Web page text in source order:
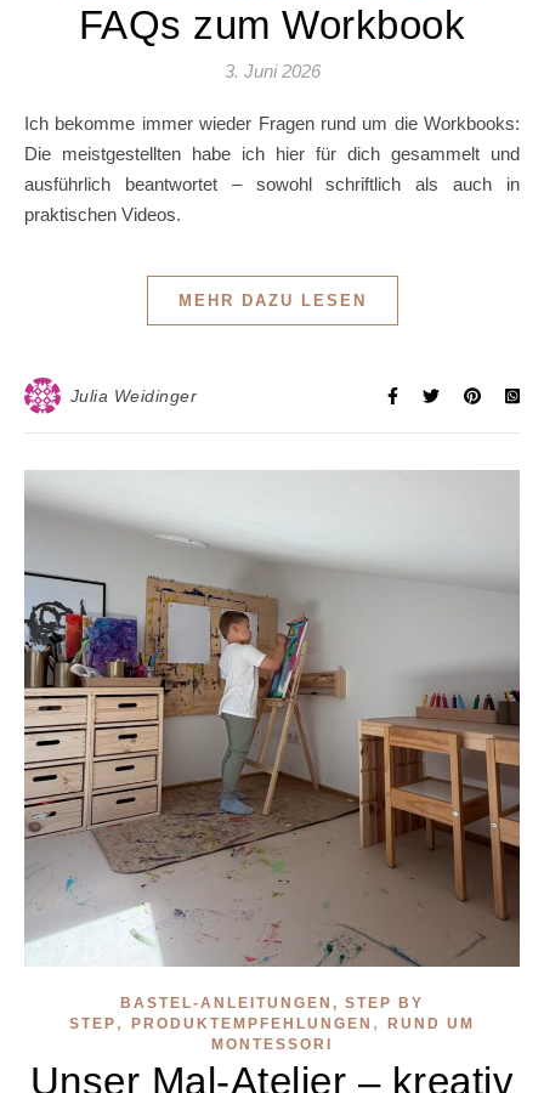
FAQs zum Workbook
3. Juni 2026
Ich bekomme immer wieder Fragen rund um die Workbooks:
Die meistgestellten habe ich hier für dich gesammelt und
ausführlich beantwortet – sowohl schriftlich als auch in
praktischen Videos.
MEHR DAZU LESEN
Julia Weidinger
BASTEL-ANLEITUNGEN, STEP BY
STEP , PRODUKTEMPFEHLUNGEN ,
RUND UM
MONTESSORI
Unser Mal-Atelier – kreativ